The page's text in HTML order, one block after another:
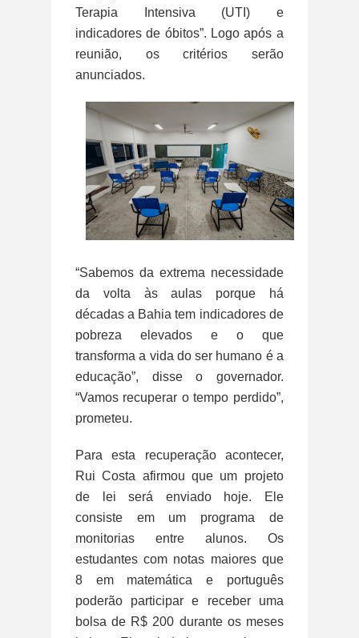
Terapia Intensiva (UTI) e
indicadores de óbitos”. Logo após a
reunião, os critérios serão
anunciados.
“Sabemos da extrema necessidade
da volta às aulas porque há
décadas a Bahia tem indicadores de
pobreza elevados e o que
transforma a vida do ser humano é a
educação”, disse o governador.
“Vamos recuperar o tempo perdido”,
prometeu.
Para esta recuperação acontecer,
Rui Costa afirmou que um projeto
de lei será enviado hoje. Ele
consiste em um programa de
monitorias entre alunos. Os
estudantes com notas maiores que
8 em matemática e português
poderão participar e receber uma
bolsa de R$ 200 durante os meses